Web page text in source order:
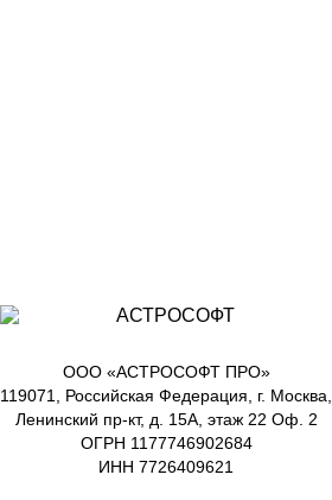
ООО «АСТРОСОФТ ПРО»
119071, Российская Федерация, г. Москва,
Ленинский пр-кт, д. 15А, этаж 22 Оф. 2
ОГРН 1177746902684
ИНН 7726409621